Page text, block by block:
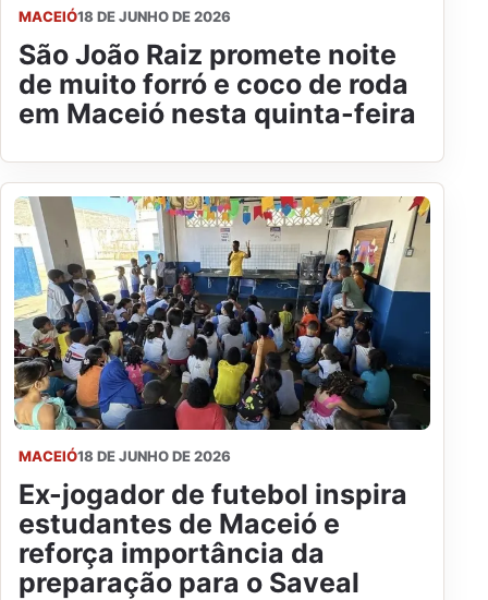
MACEIÓ18 DE JUNHO DE 2026
São João Raiz promete noite
de muito forró e coco de roda
em Maceió nesta quinta-feira
MACEIÓ18 DE JUNHO DE 2026
Ex-jogador de futebol inspira
estudantes de Maceió e
reforça importância da
preparação para o Saveal